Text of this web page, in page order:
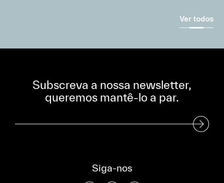
Ver todos
Subscreva a nossa newsletter,
queremos mantê-lo a par.
Subscreva a nossa Newsletter
Siga-nos